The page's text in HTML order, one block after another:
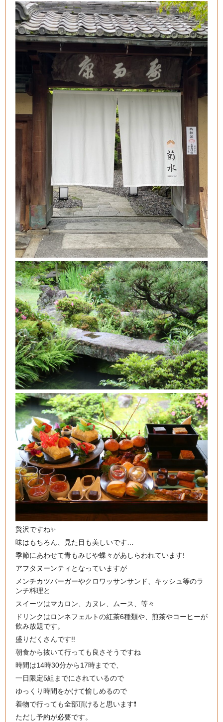
贅沢ですね✨
味はもちろん、見た目も美しいです…
季節にあわせて青もみじや蝶々があしらわれています!
アフタヌーンティとなっていますが
メンチカツバーガーやクロワッサンサンド、キッシュ等のラ
ンチ料理と
スイーツはマカロン、カヌレ、ムース、等々
ドリンクはロンネフェルトの紅茶6種類や、煎茶やコーヒーが
飲み放題です。
盛りだくさんです!!
朝食から抜いて行っても良さそうですね
時間は14時30分から17時までで、
一日限定5組までにされているので
ゆっくり時間をかけて愉しめるので
着物で行っても全部頂けると思います❗
ただし予約が必要です。